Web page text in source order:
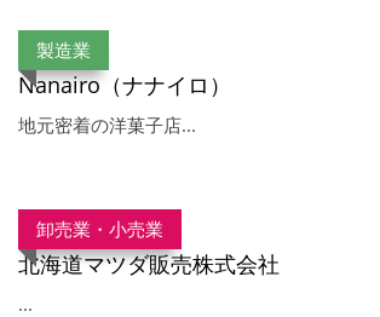
製造業
Nanairo（ナナイロ）
地元密着の洋菓子店...
卸売業・小売業
北海道マツダ販売株式会社
...